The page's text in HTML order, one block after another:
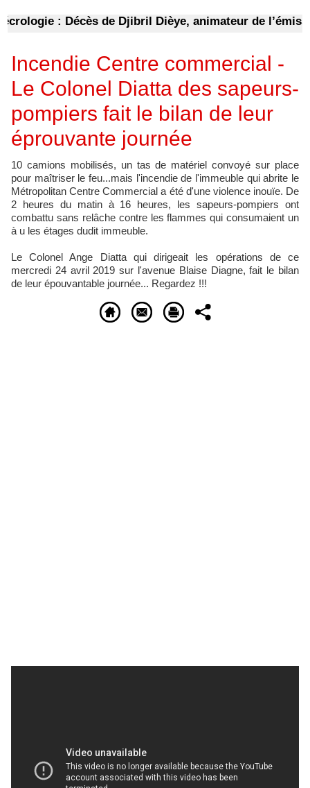
: Décès de Djibril Dièye, animateur de
Incendie Centre commercial -
Le Colonel Diatta des sapeurs-
pompiers fait le bilan de leur
éprouvante journée
10 camions mobilisés, un tas de matériel convoyé sur place
pour maîtriser le feu...mais l'incendie de l'immeuble qui abrite le
Métropolitan Centre Commercial a été d'une violence inouïe. De
2 heures du matin à 16 heures, les sapeurs-pompiers ont
combattu sans relâche contre les flammes qui consumaient un
à u les étages dudit immeuble.
Le Colonel Ange Diatta qui dirigeait les opérations de ce
mercredi 24 avril 2019 sur l'avenue Blaise Diagne, fait le bilan
de leur épouvantable journée... Regardez !!!